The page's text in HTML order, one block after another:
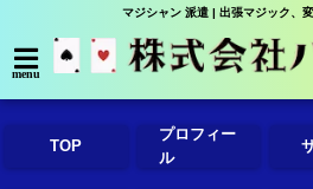
マジシャン 派遣 | 出張マジック、
menu
TOP
プロフィー
ル